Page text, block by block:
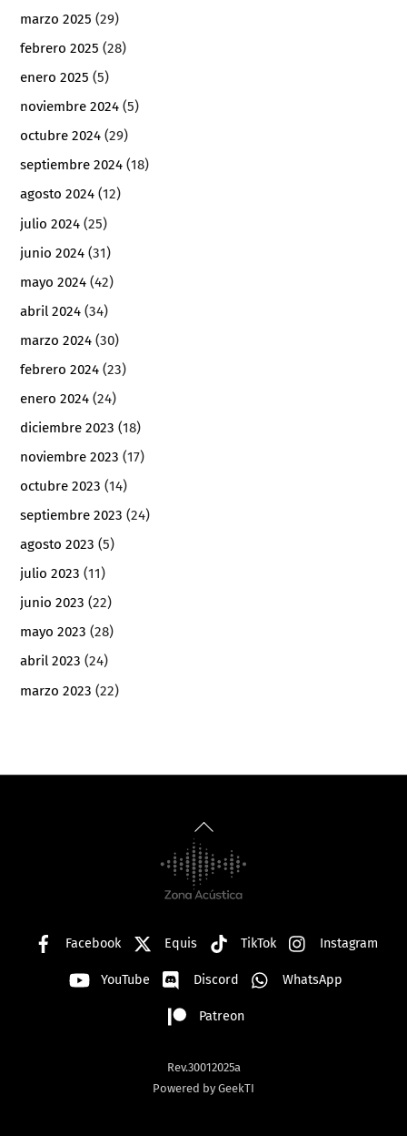
marzo 2025 (29)
febrero 2025 (28)
enero 2025 (5)
noviembre 2024 (5)
octubre 2024 (29)
septiembre 2024 (18)
agosto 2024 (12)
julio 2024 (25)
junio 2024 (31)
mayo 2024 (42)
abril 2024 (34)
marzo 2024 (30)
febrero 2024 (23)
enero 2024 (24)
diciembre 2023 (18)
noviembre 2023 (17)
octubre 2023 (14)
septiembre 2023 (24)
agosto 2023 (5)
julio 2023 (11)
junio 2023 (22)
mayo 2023 (28)
abril 2023 (24)
marzo 2023 (22)
Back
To
Top
Facebook Equis TikTok Instagram
YouTube Discord WhatsApp
Patreon
Rev.30012025a
Powered by GeekTI